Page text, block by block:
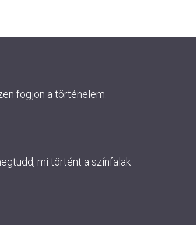
fogjon a történelem.
mi történt a színfalak